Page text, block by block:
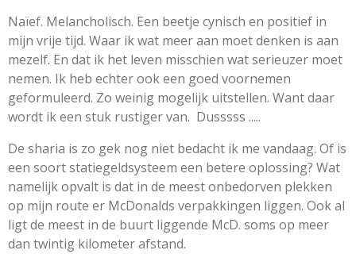
Naïef. Melancholisch. Een beetje cynisch en positief in
mijn vrije tijd. Waar ik wat meer aan moet denken is aan
mezelf. En dat ik het leven misschien wat serieuzer moet
nemen. Ik heb echter ook een goed voornemen
geformuleerd. Zo weinig mogelijk uitstellen. Want daar
wordt ik een stuk rustiger van. Dusssss .....
De sharia is zo gek nog niet bedacht ik me vandaag. Of is
een soort statiegeldsysteem een betere oplossing? Wat
namelijk opvalt is dat in de meest onbedorven plekken
op mijn route er McDonalds verpakkingen liggen. Ook al
ligt de meest in de buurt liggende McD. soms op meer
dan twintig kilometer afstand.